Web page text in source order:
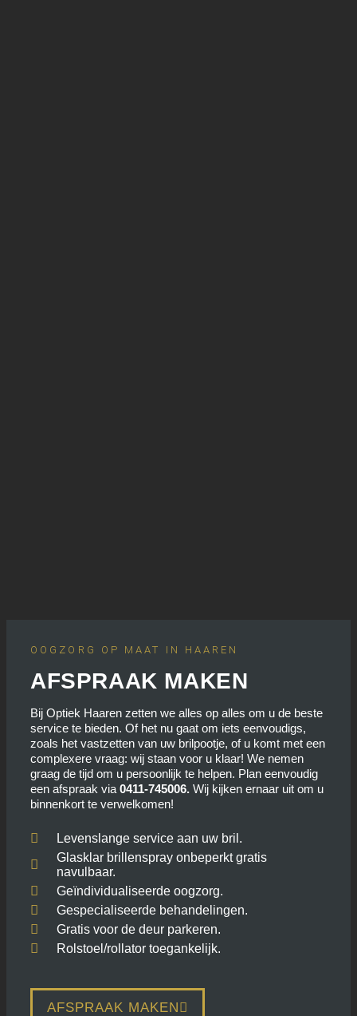
OOGZORG OP MAAT IN HAAREN
AFSPRAAK MAKEN
Bij Optiek Haaren zetten we alles op alles om u de beste
service te bieden. Of het nu gaat om iets eenvoudigs,
zoals het vastzetten van uw brilpootje, of u komt met een
complexere vraag: wij staan voor u klaar! We nemen
graag de tijd om u persoonlijk te helpen. Plan eenvoudig
een afspraak via 0411-745006. Wij kijken ernaar uit om u
binnenkort te verwelkomen!
Levenslange service aan uw bril.
Glasklar brillenspray onbeperkt gratis
navulbaar.
Geïndividualiseerde oogzorg.
Gespecialiseerde behandelingen.
Gratis voor de deur parkeren.
Rolstoel/rollator toegankelijk.
AFSPRAAK MAKEN